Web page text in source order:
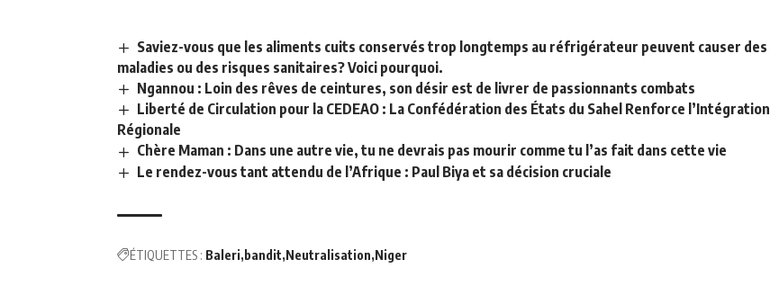
Saviez-vous que les aliments cuits conservés trop longtemps au réfrigérateur peuvent causer des
maladies ou des risques sanitaires? Voici pourquoi.
Ngannou : Loin des rêves de ceintures, son désir est de livrer de passionnants combats
Liberté de Circulation pour la CEDEAO : La Confédération des États du Sahel Renforce l’Intégration
Régionale
Chère Maman : Dans une autre vie, tu ne devrais pas mourir comme tu l’as fait dans cette vie
Le rendez-vous tant attendu de l’Afrique : Paul Biya et sa décision cruciale
ÉTIQUETTES : Baleri bandit Neutralisation Niger